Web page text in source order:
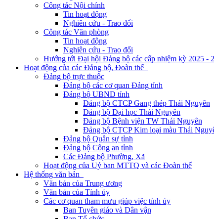
Công tác Nội chính
Tin hoạt động
Nghiên cứu - Trao đổi
Công tác Văn phòng
Tin hoạt động
Nghiên cứu - Trao đổi
Hướng tới Đại hội Đảng bộ các cấp nhiệm kỳ 2025 -
Hoạt động của các Đảng bộ, Đoàn thể
Đảng bộ trực thuộc
Đảng bộ các cơ quan Đảng tỉnh
Đảng bộ UBND tỉnh
Đảng bộ CTCP Gang thép Thái Nguyên
Đảng bộ Đại học Thái Nguyên
Đảng bộ Bệnh viện TW Thái Nguyên
Đảng bộ CTCP Kim loại màu Thái
Đảng bộ Quân sự tỉnh
Đảng bộ Công an tỉnh
Các Đảng bộ Phường, Xã
Hoạt động của Uỷ ban MTTQ và các Đoàn thể
Hệ thống văn bản
Văn bản của Trung ương
Văn bản của Tỉnh ủy
Các cơ quan tham mưu giúp việc tỉnh ủy
Ban Tuyên giáo và Dân vận